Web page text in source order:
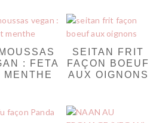
: FETA
MENTHE
SEITAN FRIT
FAÇON BOEUF
AUX OIGNONS